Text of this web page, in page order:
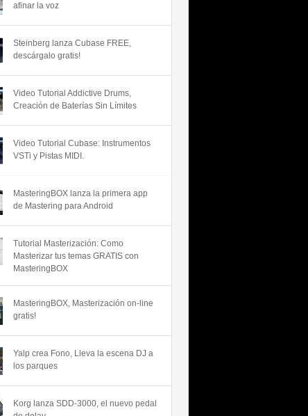
afinar la voz
Steinberg lanza Cubase FREE,
descárgalo gratis!
Video Tutorial Addictive Drums,
Creación de Baterías Sin Límites
Video Tutorial Cubase: Instrumentos
VSTi y Pistas MIDI.
MasteringBOX lanza la primera app
de Mastering para Android
Tutorial Masterización: Como
Masterizar tus temas GRATIS con
MasteringBOX
MasteringBOX, Masterización on-line
gratis!
Yalp crea Fono, Lleva la escena DJ a
los parques
Korg lanza SDD-3000, el nuevo pedal